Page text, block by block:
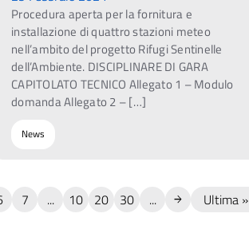
Procedura aperta per la fornitura e
installazione di quattro stazioni meteo
nell’ambito del progetto Rifugi Sentinelle
dell’Ambiente. DISCIPLINARE DI GARA
CAPITOLATO TECNICO Allegato 1 – Modulo
domanda Allegato 2 – […]
News
7 ... 10 20 30 ... Ultima »